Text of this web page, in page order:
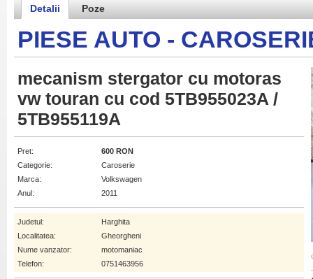
Detalii Poze
PIESE AUTO -
mecanism stergator cu motoras
vw touran cu cod 5TB955023A /
5TB955119A
Pret:
600 RON
Categorie:
Caroserie
Marca:
Volkswagen
Anul:
2011
Judetul:
Harghita
Localitatea:
Gheorgheni
Nume vanzator:
motomaniac
Telefon:
0751463956